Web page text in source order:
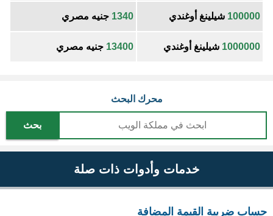
100000 شيلينغ أوغندي 1340 جنيه مصري
1000000 شيلينغ أوغندي 13400 جنيه مصري
محرك البحث
بحث
خدمات وأدوات ذات صلة
حساب ضريبة القيمة المضافة